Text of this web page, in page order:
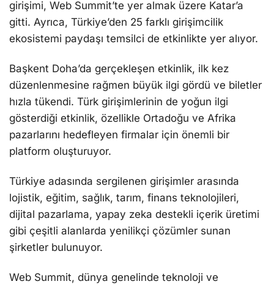
girişimi, Web Summit’te yer almak üzere Katar’a
gitti. Ayrıca, Türkiye’den 25 farklı girişimcilik
ekosistemi paydaşı temsilci de etkinlikte yer alıyor.
Başkent Doha’da gerçekleşen etkinlik, ilk kez
düzenlenmesine rağmen büyük ilgi gördü ve biletler
hızla tükendi. Türk girişimlerinin de yoğun ilgi
gösterdiği etkinlik, özellikle Ortadoğu ve Afrika
pazarlarını hedefleyen firmalar için önemli bir
platform oluşturuyor.
Türkiye adasında sergilenen girişimler arasında
lojistik, eğitim, sağlık, tarım, finans teknolojileri,
dijital pazarlama, yapay zeka destekli içerik üretimi
gibi çeşitli alanlarda yenilikçi çözümler sunan
şirketler bulunuyor.
Web Summit, dünya genelinde teknoloji ve